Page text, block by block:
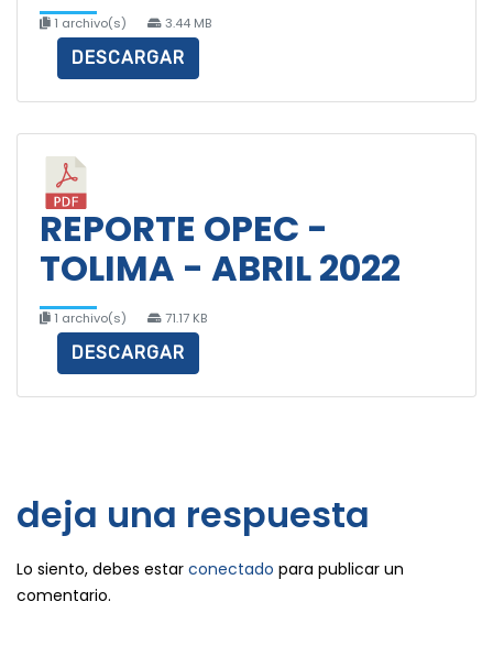
1 archivo(s) 3.44 MB
DESCARGAR
REPORTE OPEC -
TOLIMA - ABRIL 2022
1 archivo(s) 71.17 KB
DESCARGAR
deja una respuesta
Lo siento, debes estar conectado para publicar un
comentario.